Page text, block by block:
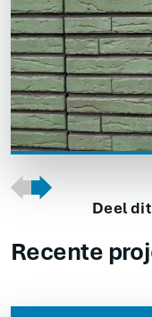
Deel
Recente